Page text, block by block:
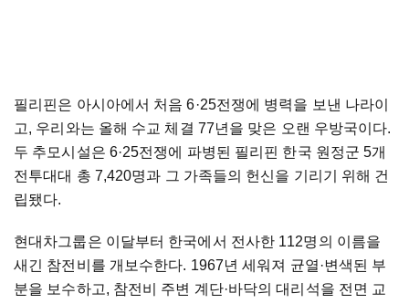
필리핀은 아시아에서 처음 6·25전쟁에 병력을 보낸 나라이
고, 우리와는 올해 수교 체결 77년을 맞은 오랜 우방국이다.
두 추모시설은 6·25전쟁에 파병된 필리핀 한국 원정군 5개
전투대대 총 7,420명과 그 가족들의 헌신을 기리기 위해 건
립됐다.
현대차그룹은 이달부터 한국에서 전사한 112명의 이름을
새긴 참전비를 개보수한다. 1967년 세워져 균열·변색된 부
분을 보수하고, 참전비 주변 계단·바닥의 대리석을 전면 교